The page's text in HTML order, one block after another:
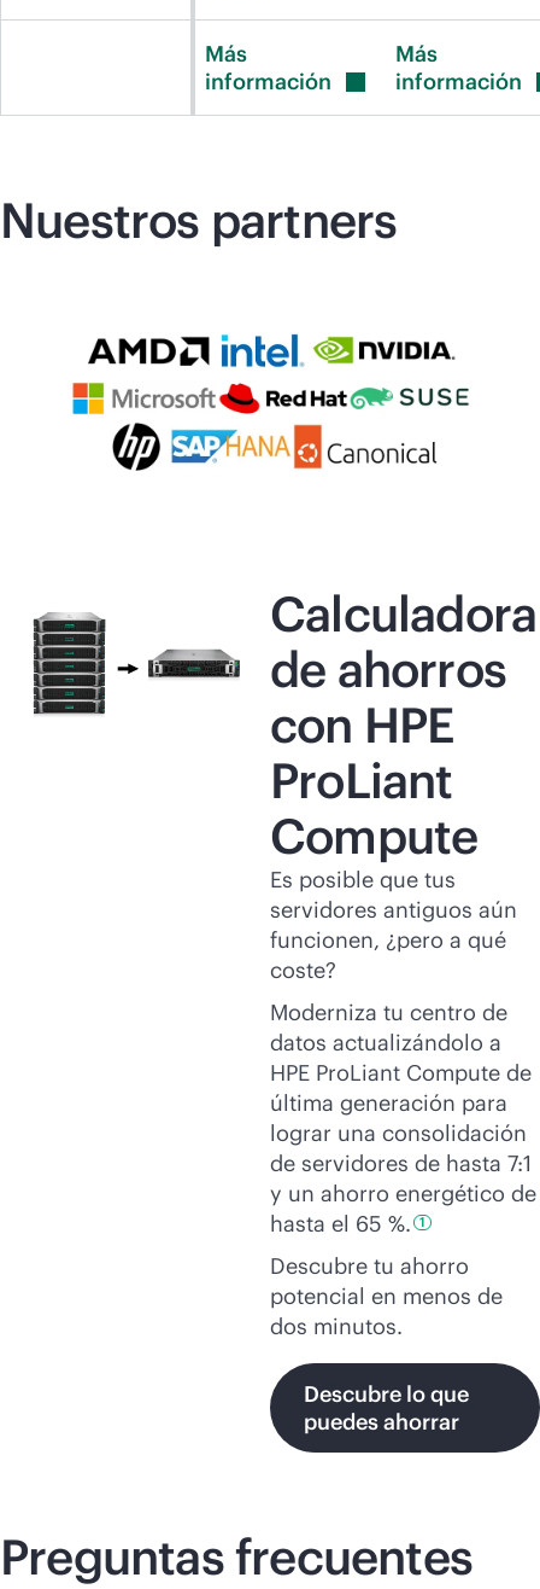
Más
información
Más
información
Nuestros partners
Calculadora
de ahorros
con HPE
ProLiant
Compute
Es posible que tus
servidores antiguos aún
funcionen, ¿pero a qué
coste?
Moderniza tu centro de
datos actualizándolo a
HPE ProLiant Compute de
última generación para
lograr una consolidación
de servidores de hasta 7:1
y un ahorro energético de
hasta el 65 %. 1
Descubre tu ahorro
potencial en menos de
dos minutos.
Descubre lo que
puedes ahorrar
Preguntas frecuentes